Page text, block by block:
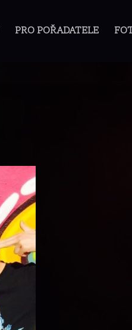
PRO POŘADATELE